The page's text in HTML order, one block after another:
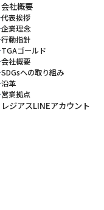
会社概要
代表挨拶
企業理念
行動指針
TGAゴールド
会社概要
SDGsへの取り組み
沿革
営業拠点
レジアスLINEアカウント